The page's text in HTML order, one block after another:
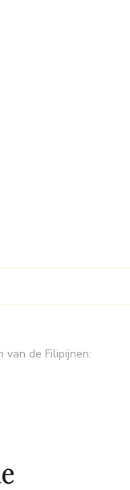
van de Filipijnen: